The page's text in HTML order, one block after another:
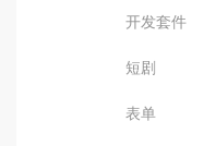
开发套件
短剧
表单